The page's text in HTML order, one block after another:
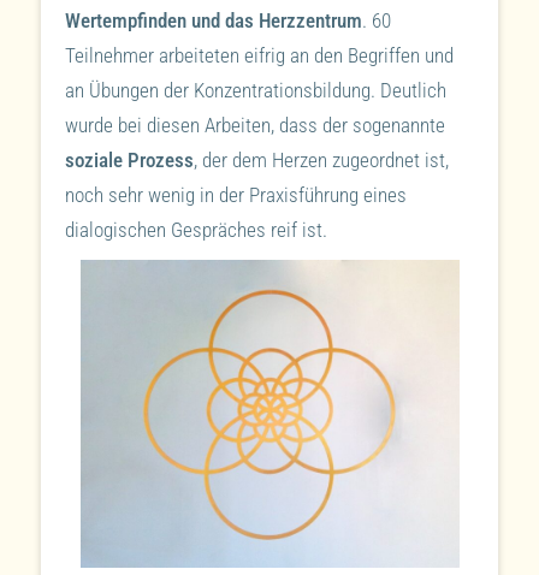
Wertempfinden und das Herzzentrum. 60
Teilnehmer arbeiteten eifrig an den Begriffen und
an Übungen der Konzentrationsbildung. Deutlich
wurde bei diesen Arbeiten, dass der sogenannte
soziale Prozess, der dem Herzen zugeordnet ist,
noch sehr wenig in der Praxisführung eines
dialogischen Gespräches reif ist.